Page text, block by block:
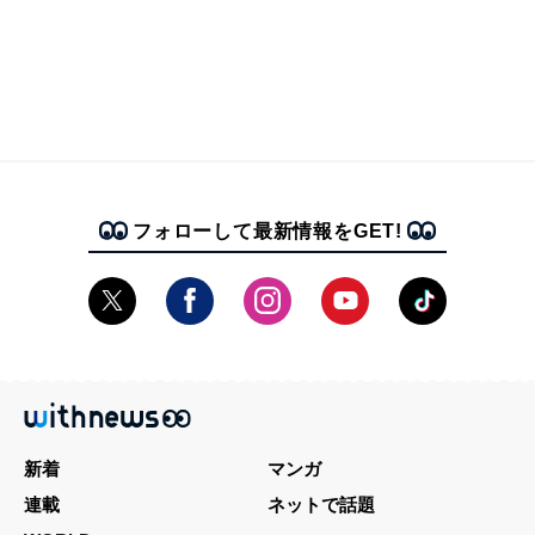
フォローして最新情報をGET!
新着
マンガ
連載
ネットで話題